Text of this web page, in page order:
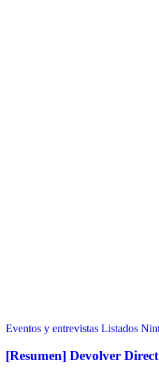
Eventos y entrevistas Listados
[Resumen] Devolver